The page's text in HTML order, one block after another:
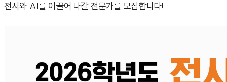
전시와 AI를 이끌어 나갈 전문가를 모집합니다!